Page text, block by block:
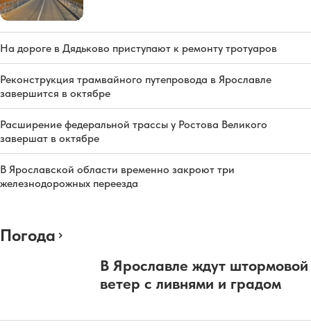
На дороге в Дядьково приступают к ремонту тротуаров
Реконструкция трамвайного путепровода в Ярославле
завершится в октябре
Расширение федеральной трассы у Ростова Великого
завершат в октябре
В Ярославской области временно закроют три
железнодорожных переезда
Погода
В Ярославле ждут штормовой
ветер с ливнями и градом